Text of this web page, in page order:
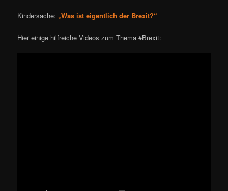
Kindersache: „Was ist ei­gent­lich der Brex­it?“
Hier einige hilfreiche Videos zum Thema #Brexit: